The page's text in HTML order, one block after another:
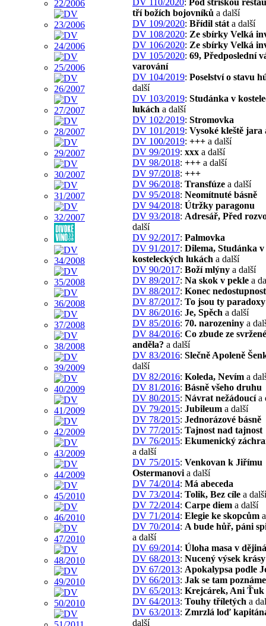
tří božích bojovníků a další
DV 109/2020: Břídil stát a další
DV 108/2020: Ze sbírky Velká
DV 106/2020: Ze sbírky Velká
DV 105/2020: 69, Předposlední
varování
DV 104/2019: Poselství o stavu
další
DV 103/2019: Studánka v
lukách a další
DV 102/2019: Stromovka
DV 101/2019: Vysoké kleště jara
DV 100/2019: +++ a další
DV 99/2019: xxx a další
DV 98/2018: +++ a další
DV 97/2018: +++
DV 96/2018: Transfúze a další
DV 95/2018: Neomítnuté básně
DV 94/2018: Útržky paragonu
DV 93/2018: Adresář, Před
další
DV 92/2017: Palmovka
DV 91/2017: Dilema, Studánka v
kosteleckých lukách a další
DV 90/2017: Boží mlýny a další
DV 89/2017: Na skok v pekle a
DV 88/2017: Konec
DV 87/2017: To jsou ty paradoxy
DV 86/2016: Je, Spěch a další
DV 85/2016: 70. narozeniny a
DV 84/2016: Co zbude ze
anděla? a další
DV 83/2016: Slečně Apoleně
další
DV 82/2016: Koleda, Nevím a
DV 81/2016: Básně všeho druhu
DV 80/2015: Návrat nežádoucía
DV 79/2015: Jubileum a další
DV 78/2015: Jednorázové básně
DV 77/2015: Tajnost nad tajnost
DV 76/2015: Ekumenický
a další
DV 75/2015: Venkovan k Jiřímu
Ostermanovi a další
DV 74/2014: Má abeceda
DV 73/2014: Tolik, Bez cíle a další
DV 72/2014: Carpe diem a další
DV 71/2014: Elegie ke skopcům
DV 70/2014: A bude hůř, páni
a další
DV 69/2014: Úloha masa v
DV 68/2013: Nucený výsek krásy
DV 67/2013: Apokalypsa podle
DV 66/2013: Jak se tam
DV 65/2013: Krejcárek, Ani Ťuk
DV 64/2013: Touhy tříletých a
DV 63/2013: Zmrzlá loď
další